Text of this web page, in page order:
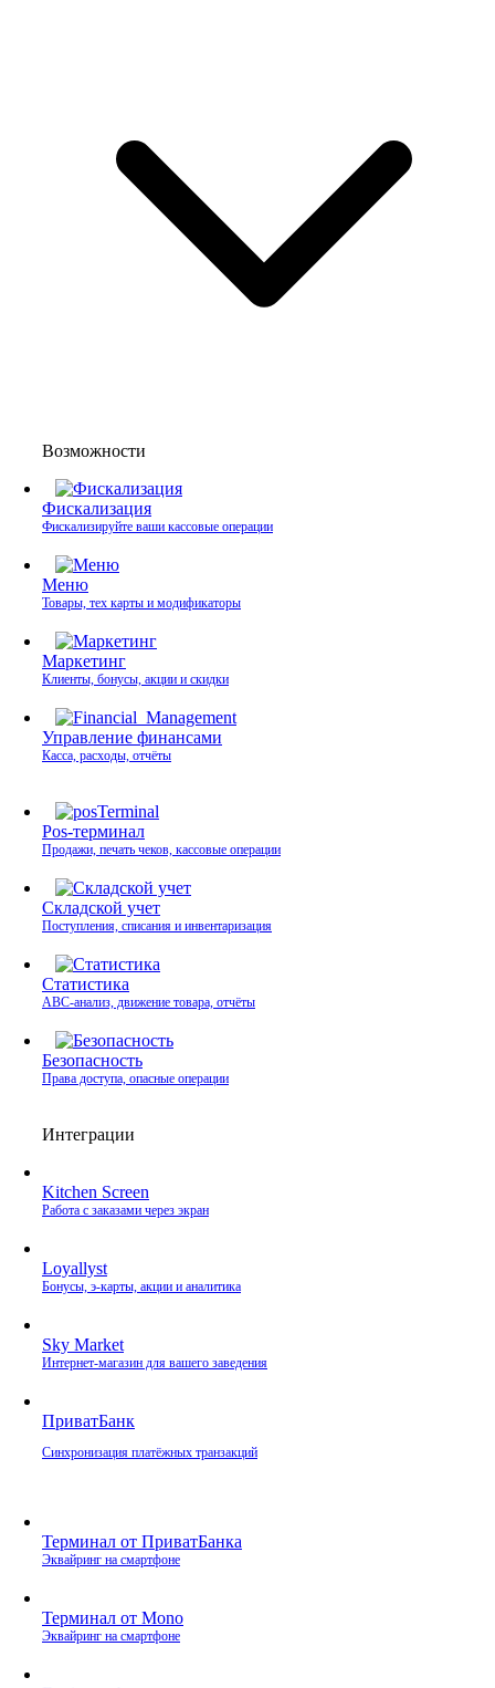
Возможности
Фискализация
Фискализируйте ваши кассовые операции
Меню
Товары, тех карты и модификаторы
Маркетинг
Клиенты, бонусы, акции и скидки
Управление финансами
Касса, расходы, отчёты
Pos-терминал
Продажи, печать чеков, кассовые операции
Складской учет
Поступления, списания и инвентаризация
Статистика
ABC-анализ, движение товара, отчёты
Безопасность
Права доступа, опасные операции
Интеграции
Kitchen Screen
Работа с заказами через экран
Loyallyst
Бонусы, э‑карты, акции и аналитика
Sky Market
Интернет‑магазин для вашего заведения
ПриватБанк
Синхронизация платёжных транзакций
Терминал от ПриватБанка
Эквайринг на смартфоне
Терминал от Mono
Эквайринг на смартфоне